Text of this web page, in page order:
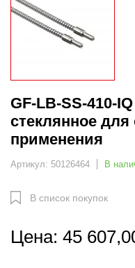
GF-LB-SS-410-
стеклянное для
применения
Артикул: 50126464 В
В список покупок
Цена: 45